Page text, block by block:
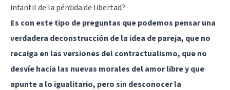
infantil de la pérdida de libertad?
Es con este tipo de preguntas que podemos pensar una
verdadera deconstrucción de la idea de pareja, que no
recaiga en las versiones del contractualismo, que no
desvíe hacia las nuevas morales del amor libre y que
apunte a lo igualitario, pero sin desconocer la